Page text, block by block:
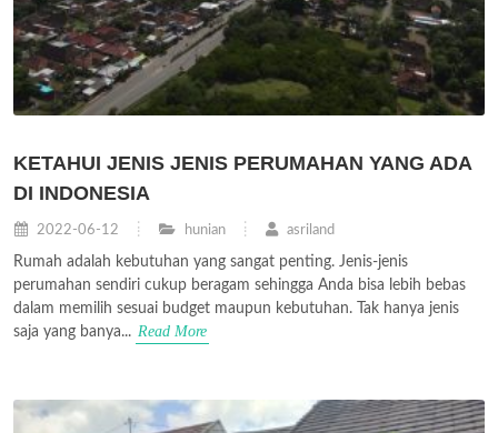
KETAHUI JENIS JENIS PERUMAHAN YANG ADA
DI INDONESIA
2022-06-12 hunian asriland
Rumah adalah kebutuhan yang sangat penting. Jenis-jenis
perumahan sendiri cukup beragam sehingga Anda bisa lebih bebas
dalam memilih sesuai budget maupun kebutuhan. Tak hanya jenis
saja yang banya... Read More